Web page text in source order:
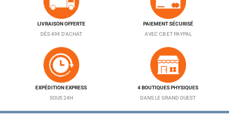
LIVRAISON OFFERTE
DÈS 49€ D'ACHAT
PAIEMENT SÉCURISÉ
AVEC CB ET PAYPAL
EXPÉDITION EXPRESS
SOUS 24H
4 BOUTIQUES PHYSIQUES
DANS LE GRAND OUEST